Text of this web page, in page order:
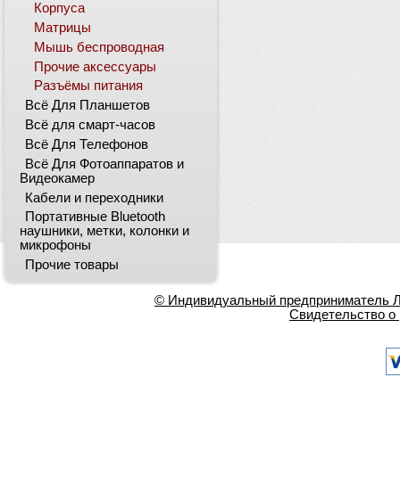
Корпуса
Матрицы
Мышь беспроводная
Прочие аксессуары
Разъёмы питания
Всё Для Планшетов
Всё для смарт-часов
Всё Для Телефонов
Всё Для Фотоаппаратов и
Видеокамер
Кабели и переходники
Портативные Bluetooth
наушники, метки, колонки и
микрофоны
Прочие товары
© Индивидуальный предприниматель
Свидетельство